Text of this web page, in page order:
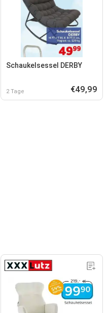
Schaukelsessel DERBY
2 Tage €49,99